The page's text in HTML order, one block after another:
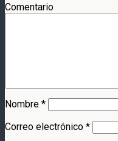
Comentario
Nombre *
Correo electrónico *